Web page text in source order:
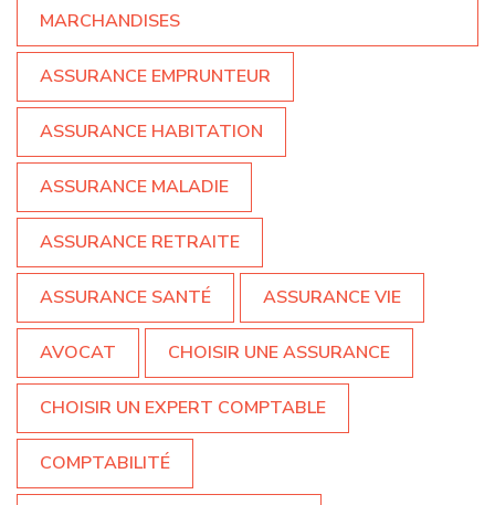
MARCHANDISES
ASSURANCE EMPRUNTEUR
ASSURANCE HABITATION
ASSURANCE MALADIE
ASSURANCE RETRAITE
ASSURANCE SANTÉ ASSURANCE VIE
AVOCAT CHOISIR UNE ASSURANCE
CHOISIR UN EXPERT COMPTABLE
COMPTABILITÉ